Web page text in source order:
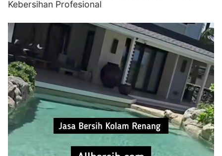
Kebersihan Profesional